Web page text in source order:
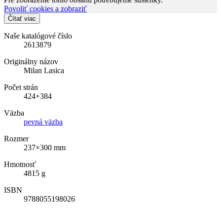
Povoliť cookies a zobraziť
Čítať viac
Naše katalógové číslo
2613879
Originálny názov
Milan Lasica
Počet strán
424+384
Väzba
pevná väzba
Rozmer
237×300 mm
Hmotnosť
4815 g
ISBN
9788055198026